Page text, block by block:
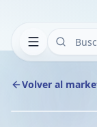
Volver al